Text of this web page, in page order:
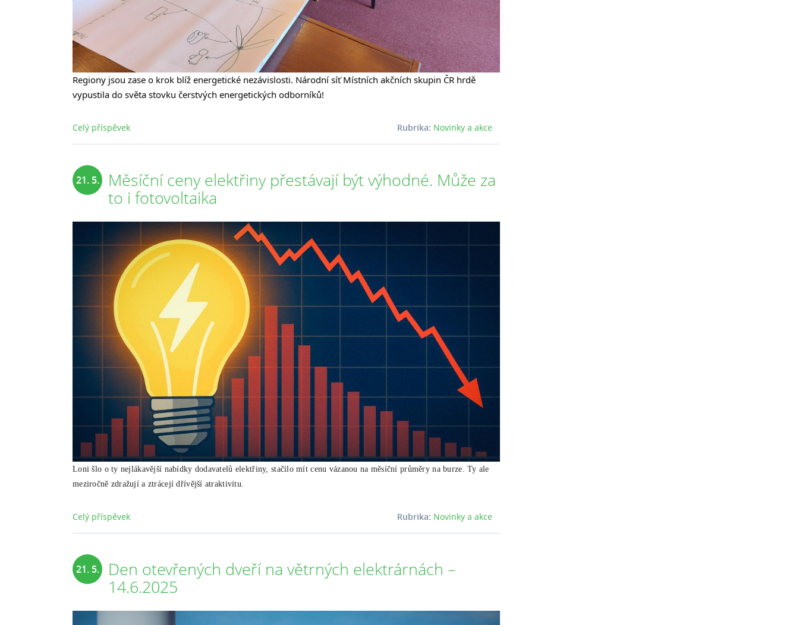
Regiony jsou zase o krok blíž energetické nezávislosti. Národní síť Místních akčních skupin ČR hrdě
vypustila do světa stovku čerstvých energetických odborníků!
Celý příspěvek Rubrika: Novinky a akce
21. 5.
Měsíční ceny elektřiny přestávají být výhodné. Může za
to i fotovoltaika
Loni šlo o ty nejlákavější nabídky dodavatelů elektřiny, stačilo mít cenu vázanou na měsíční průměry na burze. Ty ale
meziročně zdražují a ztrácejí dřívější atraktivitu.
Celý příspěvek Rubrika: Novinky a akce
21. 5.
Den otevřených dveří na větrných elektrárnách –
14.6.2025